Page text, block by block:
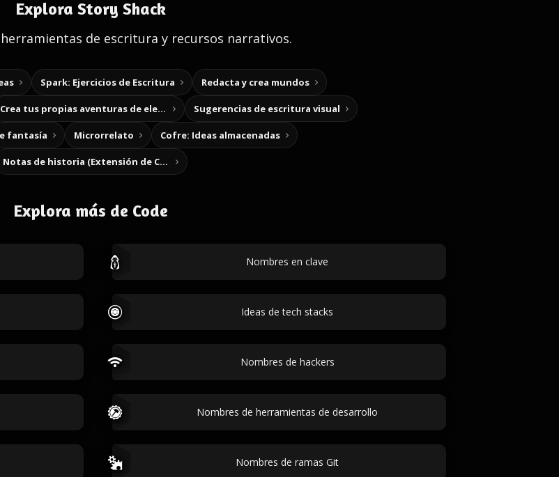
Explora Story Shack
de escritura y recursos narrativos.
Spark: Ejercicios de Escritura Redacta y crea mundos
Crea tus propias aventuras de elección Sugerencias de escritura visual
fantasía Microrrelato Cofre: Ideas almacenadas
Notas de historia (Extensión de Chrome)
Explora más de Code
Nombres en clave
Ideas de tech stacks
Nombres de hackers
Nombres de herramientas de desarrollo
Nombres de ramas Git